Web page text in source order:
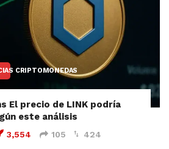
CRIPTOMONEDAS
El precio de LINK podría
este análisis
3,554 105 424